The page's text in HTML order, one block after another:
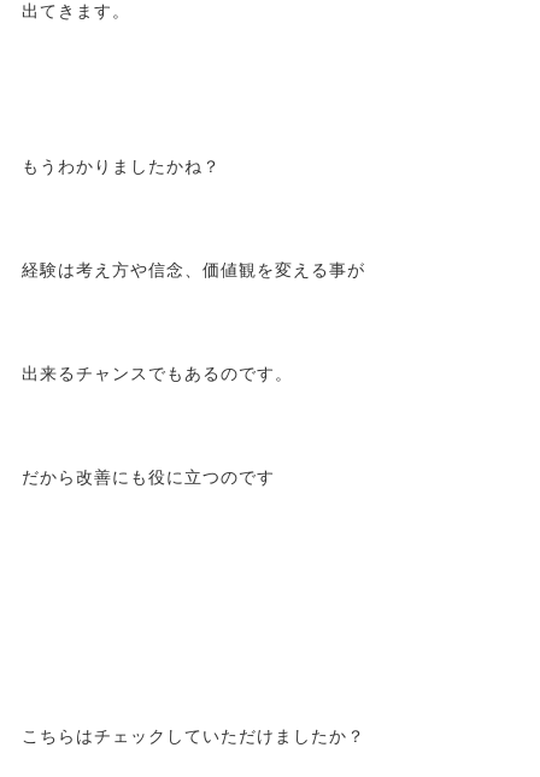
出てきます。
もうわかりましたかね？
経験は考え方や信念、価値観を変える事が
出来るチャンスでもあるのです。
だから改善にも役に立つのです
こちらはチェックしていただけましたか？